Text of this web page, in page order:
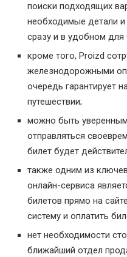
поиски подходящих
необходимые детали
сразу и в удобном для
кроме того, Proizd
железнодорожными
очередь гарантирует
путешествии;
можно быть
отправляться
билет будет
также одним из
онлайн-сервиса
билетов прямо на
систему и оплатить
нет необходимости
ближайший отдел